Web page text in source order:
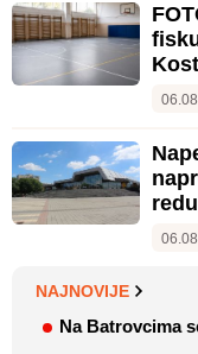
redu
NAJNOVIJE
Na Batrovcima